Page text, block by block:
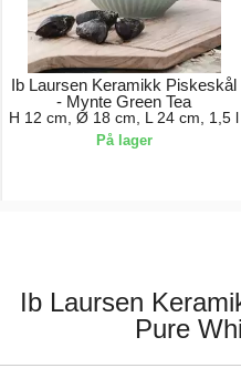
Ib Laursen Keramikk Piskeskål
- Mynte Green Tea
H 12 cm, Ø 18 cm, L 24 cm, 1,5 l
På lager
Ib Laursen
Pure